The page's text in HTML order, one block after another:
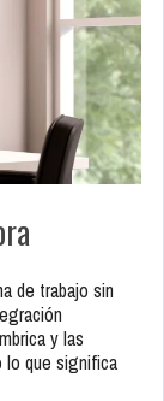
de trabajo sin
y las
lo que significa